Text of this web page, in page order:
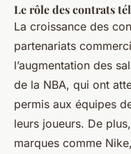
Le rôle des contrats
La croissance des
partenariats
l’augmentation des
de la NBA, qui ont
permis aux équipes
leurs joueurs. De
marques comme